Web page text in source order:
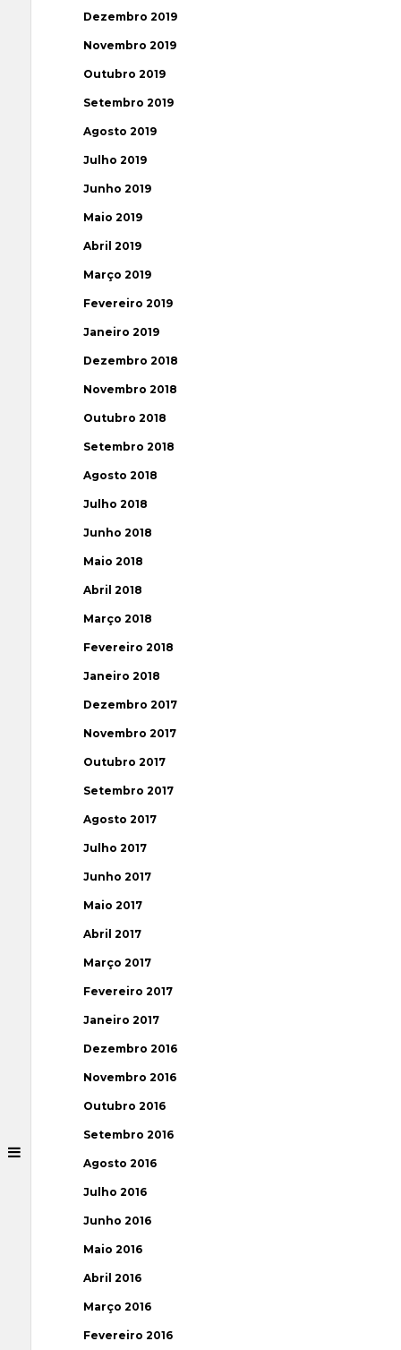
Dezembro 2019
Novembro 2019
Outubro 2019
Setembro 2019
Agosto 2019
Julho 2019
Junho 2019
Maio 2019
Abril 2019
Março 2019
Fevereiro 2019
Janeiro 2019
Dezembro 2018
Novembro 2018
Outubro 2018
Setembro 2018
Agosto 2018
Julho 2018
Junho 2018
Maio 2018
Abril 2018
Março 2018
Fevereiro 2018
Janeiro 2018
Dezembro 2017
Novembro 2017
Outubro 2017
Setembro 2017
Agosto 2017
Julho 2017
Junho 2017
Maio 2017
Abril 2017
Março 2017
Fevereiro 2017
Janeiro 2017
Dezembro 2016
Novembro 2016
Outubro 2016
Setembro 2016
Agosto 2016
Julho 2016
Junho 2016
Maio 2016
Abril 2016
Março 2016
Fevereiro 2016